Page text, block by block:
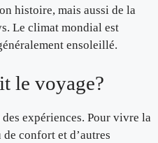
histoire, mais aussi de la
Le climat mondial est
ensoleillé.
le voyage?
expériences. Pour vivre la
confort et d’autres